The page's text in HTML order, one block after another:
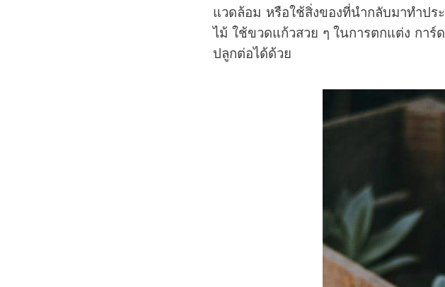
แวดล้อม หรือใช้สิ่งของที่นำกลับมาทำปร
ไม้ ใช้ขวดแก้วสวย ๆ ในการตกแต่ง การ์
ปลูกต่อได้ด้วย